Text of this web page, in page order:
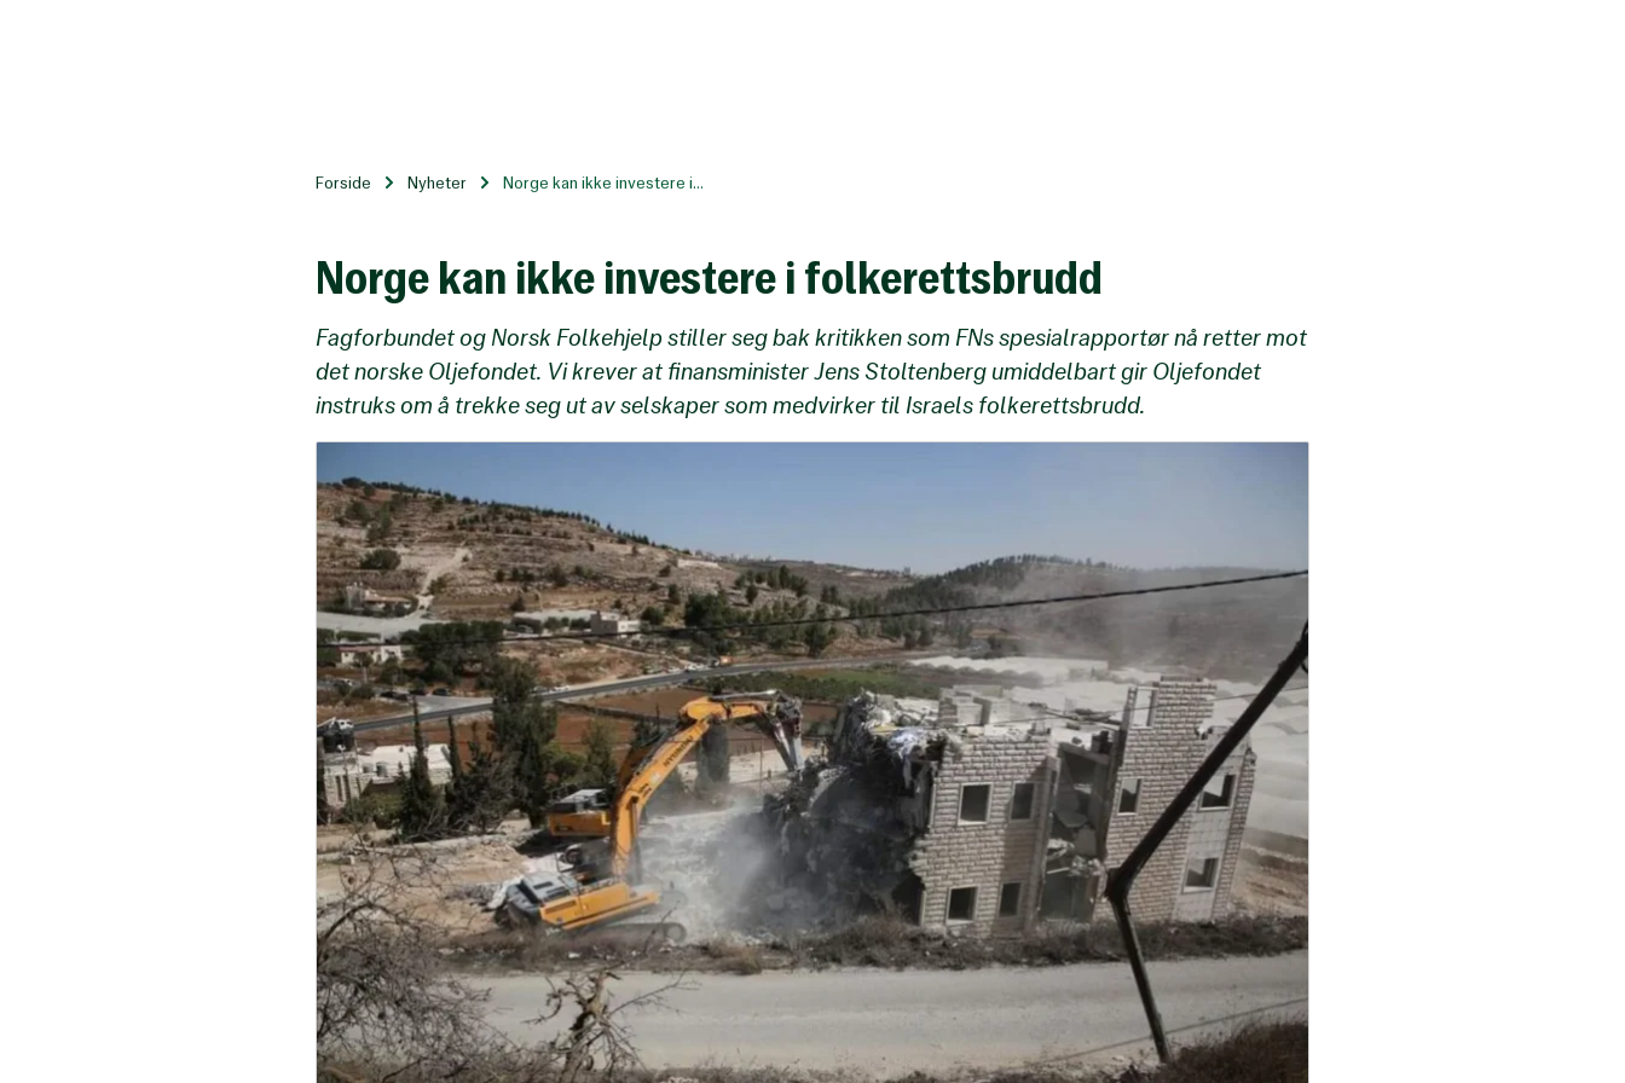
Forside Nyheter Norge kan ikke investere i...
Norge kan ikke investere i folkerettsbrudd
Fagforbundet og Norsk Folkehjelp stiller seg bak kritikken som FNs spesialrapportør nå retter mot
det norske Oljefondet. Vi krever at finansminister Jens Stoltenberg umiddelbart gir Oljefondet
instruks om å trekke seg ut av selskaper som medvirker til Israels folkerettsbrudd.